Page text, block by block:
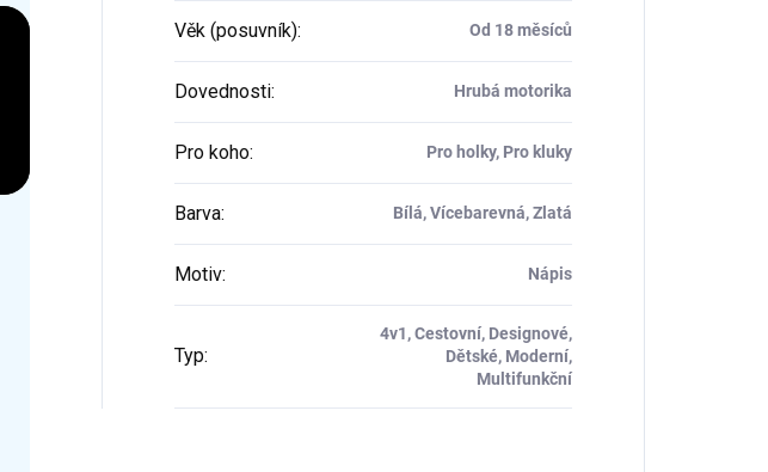
Věk (posuvník): Od 18 měsíců
Dovednosti: Hrubá motorika
Pro koho: Pro holky, Pro kluky
Barva: Bílá, Vícebarevná, Zlatá
Motiv: Nápis
Typ:
4v1, Cestovní, Designové,
Dětské, Moderní,
Multifunkční